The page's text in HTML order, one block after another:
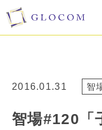
2016.01.31 智
智場#120「